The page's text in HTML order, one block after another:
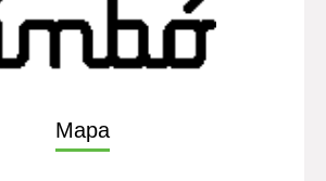
Mapa